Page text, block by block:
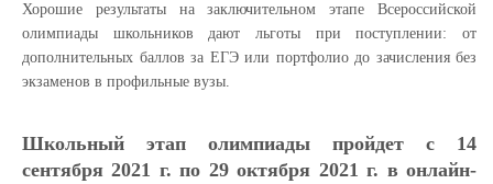
Хорошие результаты на заключительном этапе Всероссийской
олимпиады школьников дают льготы при поступлении: от
дополнительных баллов за ЕГЭ или портфолио до зачисления без
экзаменов в профильные вузы.
Школьный этап олимпиады пройдет с 14
сентября 2021 г. по 29 октября 2021 г. в онлайн-